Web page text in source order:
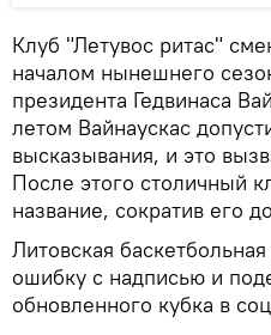
Клуб "Летувос ритас"
началом нынешнего
президента Гедвинаса
летом Вайнаускас
высказывания, и это
После этого столичный
название, сократив его
Литовская
ошибку с надписью и
обновленного кубка в